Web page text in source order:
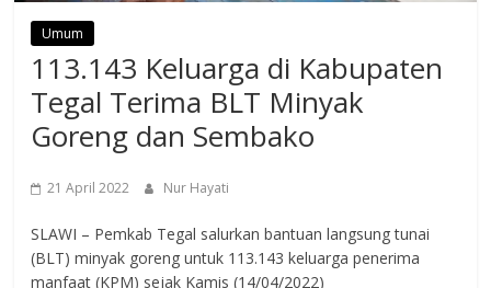
Umum
113.143 Keluarga di Kabupaten
Tegal Terima BLT Minyak
Goreng dan Sembako
21 April 2022 Nur Hayati
SLAWI – Pemkab Tegal salurkan bantuan langsung tunai
(BLT) minyak goreng untuk 113.143 keluarga penerima
manfaat (KPM) sejak Kamis (14/04/2022)